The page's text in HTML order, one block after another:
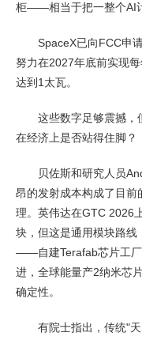
柜——相当于把一整个AI
SpaceX已向FCC申
努力在2027年底前实现
达到1太瓦。
这些数字足够震撼，
在经济上是否站得住脚？
贝佐斯和研究人员
昂的发射成本构成了目前
理。英伟达在GTC 2026
块，但这是通用模块路
——自建Terafab芯片工厂
进，全球能量产2纳米芯
确定性。
有院士指出，传统"